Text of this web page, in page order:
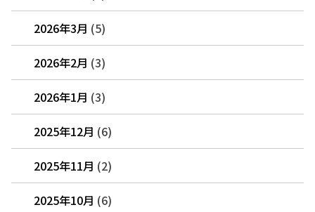
2026年3月 (5)
2026年2月 (3)
2026年1月 (3)
2025年12月 (6)
2025年11月 (2)
2025年10月 (6)